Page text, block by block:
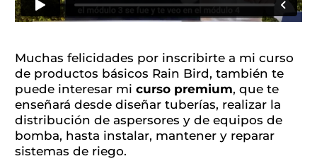
Muchas felicidades por inscribirte a mi curso
de productos básicos Rain Bird, también te
puede interesar mi curso premium, que te
enseñará desde diseñar tuberías, realizar la
distribución de aspersores y de equipos de
bomba, hasta instalar, mantener y reparar
sistemas de riego.